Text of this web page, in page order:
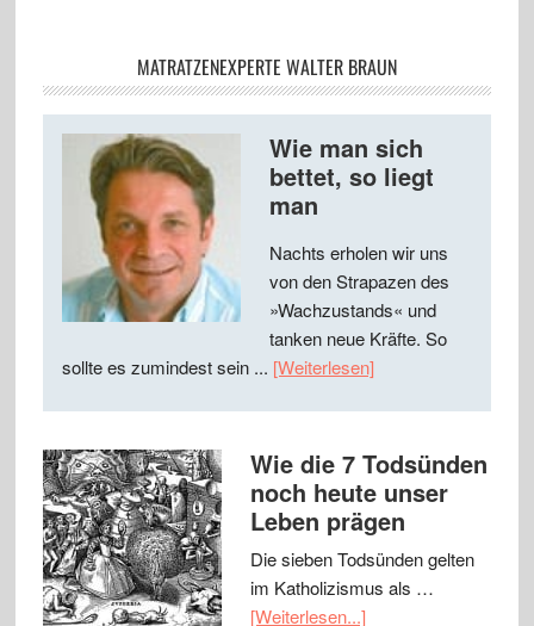
MATRATZENEXPERTE WALTER BRAUN
Wie man sich
bettet, so liegt
man
Nachts erholen wir uns
von den Strapazen des
»Wachzustands« und
tanken neue Kräfte. So
sollte es zumindest sein ... [Weiterlesen]
Wie die 7 Todsünden
noch heute unser
Leben prägen
Die sieben Todsünden gelten
im Katholizismus als …
[Weiterlesen...]